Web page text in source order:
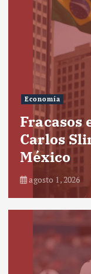
Economía
Fracasos
Carlos
México
agosto 1, 2026